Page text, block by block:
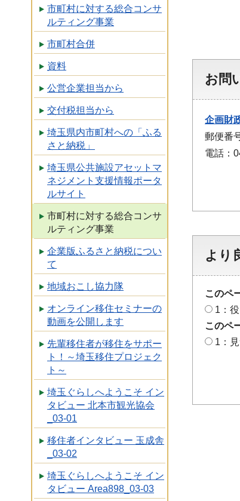
市町村に対する総合コンサ
ルティング事業
市町村合併
資料
公営企業担当から
交付税担当から
埼玉県内市町村への「ふる
さと納税」
埼玉県公共施設アセットマ
ネジメント支援情報ポータ
ルサイト
市町村に対する総合コンサ
ルティング事業
企業版ふるさと納税につい
て
地域おこし協力隊
オンライン移住セミナーの
動画を公開します
先輩移住者が移住をサポー
ト！～埼玉移住プロジェク
ト～
埼玉ぐらしへようこそ イン
タビュー 北本市観光協会
_03-01
移住者インタビュー 玉成舎
_03-02
埼玉ぐらしへようこそ イン
タビュー Area898_03-03
お問
企画財
郵便番
電話：
より
このペ
1：
このペ
1：